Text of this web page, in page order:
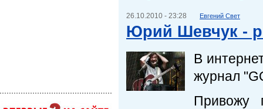
26.10.2010 - 23:28 Евгений Свет
Юрий Шевчук -
В
журнал
Привожу